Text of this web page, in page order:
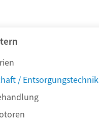
/ Entsorgungstechnik